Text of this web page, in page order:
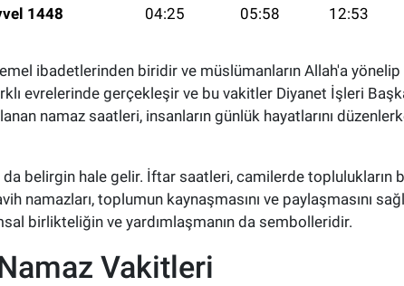
1448 04:25 05:58 12:53
ibadetlerinden biridir ve müslümanların Allah'a
evrelerinde gerçekleşir ve bu vakitler Diyanet İşleri
namaz saatleri, insanların günlük hayatlarını
belirgin hale gelir. İftar saatleri, camilerde toplulukların
namazları, toplumun kaynaşmasını ve paylaşmasını
birlikteliğin ve yardımlaşmanın da sembolleridir.
Vakitleri